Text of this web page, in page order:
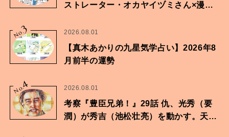
ストレーター・オカヤイヅミさん×漫画
No.
3 2026.08.01
【真木あかりの九星気学占い】2026年8
月前半の運勢
No.
4 2026.08.01
考察『豊臣兄弟！』29話 仇、光秀（要
潤）が秀吉（池松壮亮）を動かす。天下